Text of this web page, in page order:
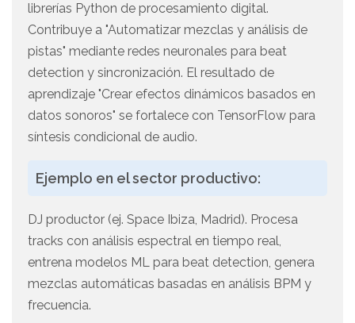
librerías Python de procesamiento digital.
Contribuye a "Automatizar mezclas y análisis de
pistas" mediante redes neuronales para beat
detection y sincronización. El resultado de
aprendizaje "Crear efectos dinámicos basados en
datos sonoros" se fortalece con TensorFlow para
síntesis condicional de audio.
Ejemplo en el sector productivo:
DJ productor (ej. Space Ibiza, Madrid). Procesa
tracks con análisis espectral en tiempo real,
entrena modelos ML para beat detection, genera
mezclas automáticas basadas en análisis BPM y
frecuencia.